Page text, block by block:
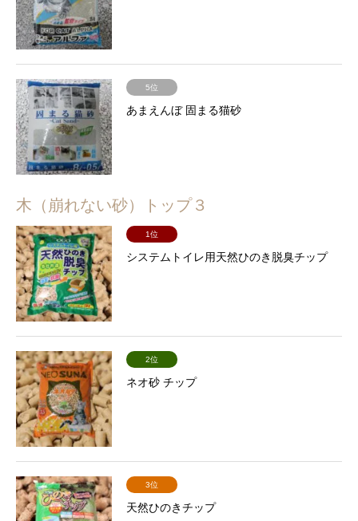
5位
あまえんぼ 固まる猫砂
木（崩れない砂）トップ３
1位
システムトイレ用天然ひのき脱臭チップ
2位
ネオ砂 チップ
3位
天然ひのきチップ